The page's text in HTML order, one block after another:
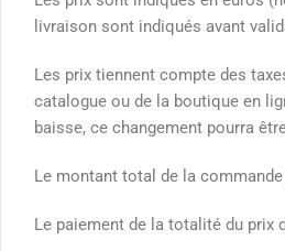
livraison sont indiqués avant
Les prix tiennent compte des
catalogue ou de la boutique en
baisse, ce changement pourra
Le montant total de la
Le paiement de la totalité du prix